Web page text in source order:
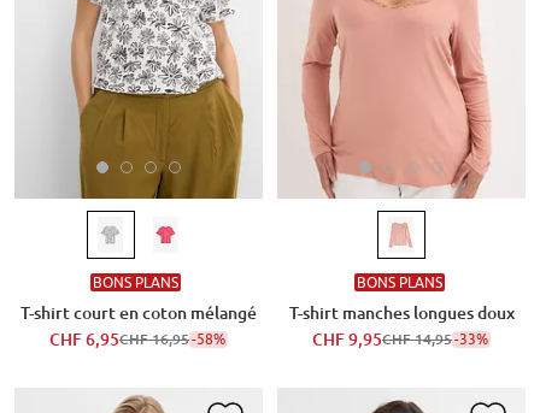
BONS PLANS
T-shirt court en coton mélangé
CHF 6,95CHF 16,95-58%
BONS PLANS
T-shirt manches longues doux
CHF 9,95CHF 14,95-33%